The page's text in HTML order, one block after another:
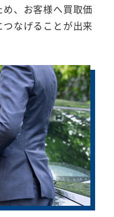
、お客様へ買取価
なげることが出来